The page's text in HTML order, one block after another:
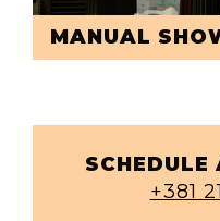
MANUAL
+381